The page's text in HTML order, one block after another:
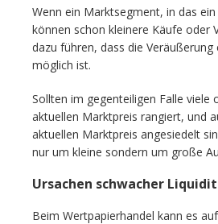
Wenn ein Marktsegment, in das
können schon kleinere Käufe oder
dazu führen, dass die
möglich ist.
Sollten im gegenteiligen Falle
aktuellen Marktpreis rangiert, und
aktuellen Marktpreis angesiedelt
nur um kleine sondern um große
Ursachen schwacher
Beim Wertpapierhandel kann es